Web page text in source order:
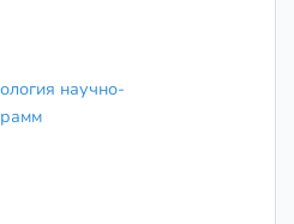
научно-